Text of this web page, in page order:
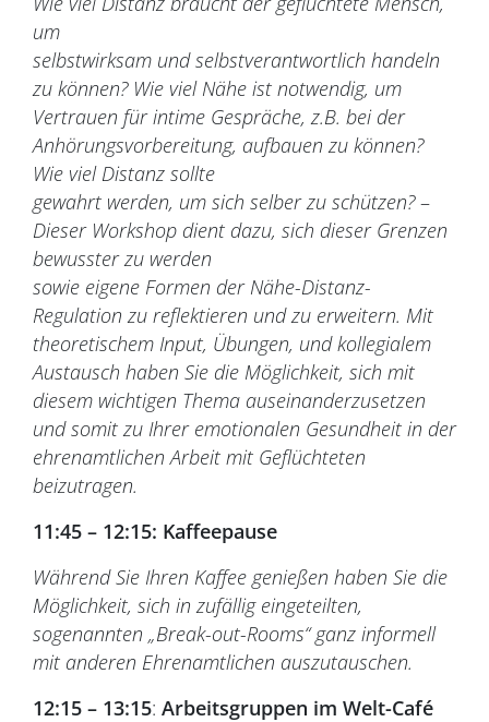
um
selbstwirksam und selbstverantwortlich handeln
zu können? Wie viel Nähe ist notwendig, um
Vertrauen für intime Gespräche, z.B. bei der
Anhörungsvorbereitung, aufbauen zu können?
Wie viel Distanz sollte
gewahrt werden, um sich selber zu schützen?–
Dieser Workshop dient dazu, sich dieser Grenzen
bewusster zu werden
sowie eigene Formen der Nähe-Distanz-
Regulation zu reflektieren und zu erweitern. Mit
theoretischem Input, Übungen, und kollegialem
Austausch haben Sie die Möglichkeit, sich mit
diesem wichtigen Thema auseinanderzusetzen
und somit zu Ihrer emotionalen Gesundheit in der
ehrenamtlichen Arbeit mit Geflüchteten
beizutragen.
11:45 – 12:15: Kaffeepause
Während Sie Ihren Kaffee genießen haben Sie die
Möglichkeit, sich in zufällig eingeteilten,
sogenannten „Break-out-Rooms“ ganz informell
mit anderen Ehrenamtlichen auszutauschen.
12:15 – 13:15: Arbeitsgruppen im Welt-Café